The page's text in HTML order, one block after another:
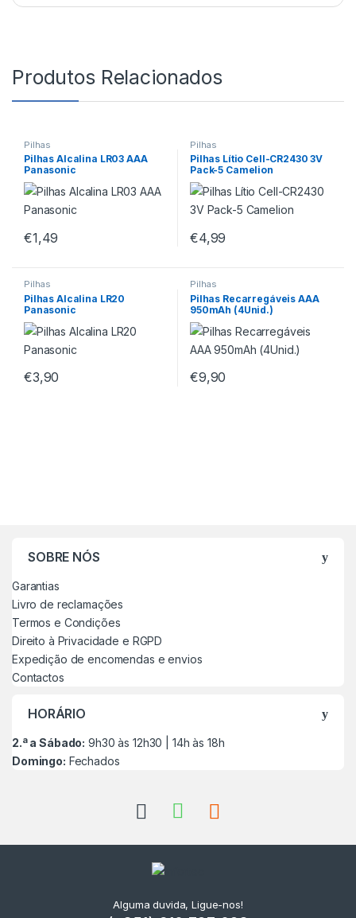
Produtos Relacionados
Pilhas
Pilhas Alcalina LR03 AAA
Panasonic
€1,49
Pilhas
Pilhas Lítio Cell-CR2430 3V
Pack-5 Camelion
€4,99
Pilhas
Pilhas Alcalina LR20
Panasonic
€3,90
Pilhas
Pilhas Recarregáveis AAA
950mAh (4Unid.)
€9,90
SOBRE NÓS
Garantias
Livro de reclamações
Termos e Condições
Direito à Privacidade e RGPD
Expedição de encomendas e envios
Contactos
HORÁRIO
2.ª a Sábado: 9h30 às 12h30 | 14h às 18h
Domingo: Fechados
Alguma duvida, Ligue-nos!